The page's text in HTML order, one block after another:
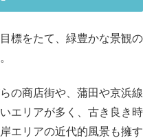
標をたて、緑豊かな景観の
の商店街や、蒲田や京浜線
エリアが多く、古き良き時
エリアの近代的風景も擁す